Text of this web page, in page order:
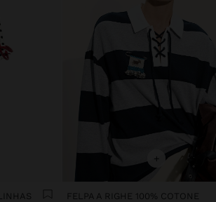
+
FELPA A RIGHE 100% COTONE